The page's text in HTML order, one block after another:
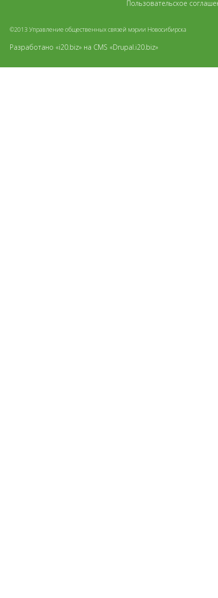
Пользовательское
©2013 Управление общественных связей мэрии Новосибирска
Разработано «i20.biz» на CMS «Drupal.i20.biz»